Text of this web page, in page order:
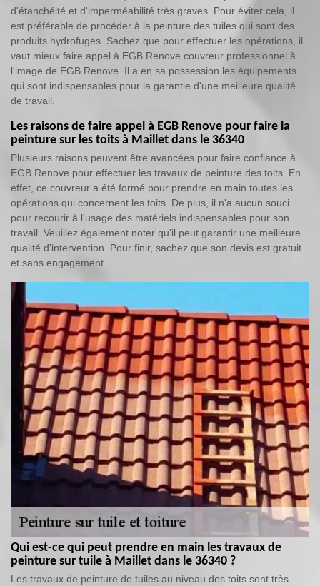
d'étanchéité et d'imperméabilité très graves. Pour éviter cela, il
est préférable de procéder à la peinture des tuiles qui sont des
produits hydrofuges. Sachez que pour effectuer les opérations, il
vaut mieux faire appel à EGB Renove couvreur professionnel à
l'image de EGB Renove. Il a en sa possession les équipements
qui sont indispensables pour la garantie d'une meilleure qualité
de travail.
Les raisons de faire appel à EGB Renove pour faire la
peinture sur les toits à Maillet dans le 36340
Plusieurs raisons peuvent être avancées pour faire confiance à
EGB Renove pour effectuer les travaux de peinture des toits. En
effet, ce couvreur a été formé pour prendre en main toutes les
opérations qui concernent les toits. De plus, il n'a aucun souci
pour recourir à l'usage des matériels indispensables pour son
travail. Veuillez également noter qu'il peut garantir une meilleure
qualité d'intervention. Pour finir, sachez que son devis est gratuit
et sans engagement.
Qui est-ce qui peut prendre en main les travaux de
peinture sur tuile à Maillet dans le 36340 ?
Les travaux de peinture de tuiles au niveau des toits sont très